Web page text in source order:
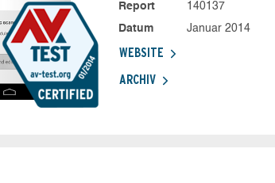
Report
140137
Datum
Januar 2014
WEBSITE
ARCHIV